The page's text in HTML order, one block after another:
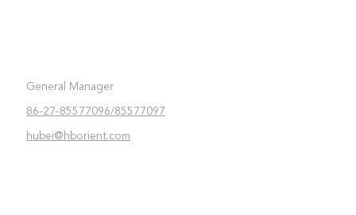
General Manager
86-27-85577096/85577097
hubei@hborient.com